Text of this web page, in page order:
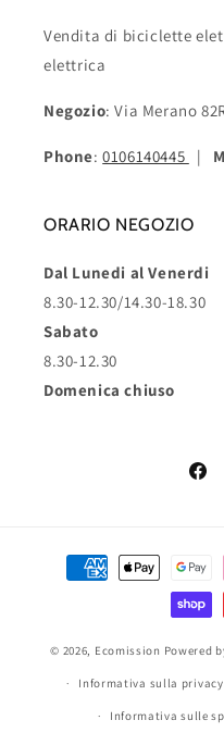
Vendita di biciclette
elettrica
Negozio: Via Merano
Phone:0106140445 |
ORARIO NEGOZIO
Dal Lunedi al Venerdi
8.30-12.30/14.30-18.30
Sabato
8.30-12.30
Domenica chiuso
Metodi
© 2026, Ecomission Powered
Informativa sulla privacy
Informativa sulle